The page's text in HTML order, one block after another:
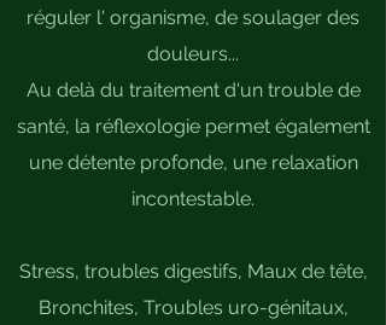
réguler l' organisme, de soulager des
douleurs...
Au delà du traitement d'un trouble de
santé, la réflexologie permet également
une détente profonde, une relaxation
incontestable.
Stress, troubles digestifs, Maux de tête,
Bronchites, Troubles uro-génitaux,